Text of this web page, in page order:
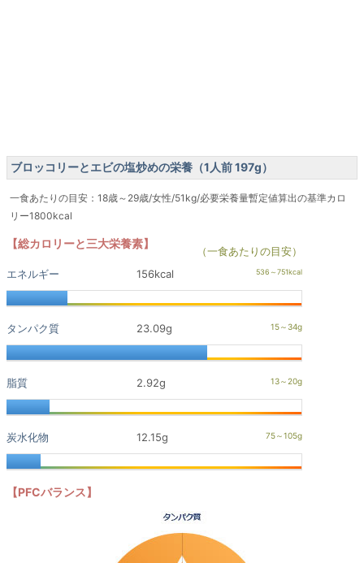
ブロッコリーとエビの塩炒めの栄養（1人前 197g）
一食あたりの目安：18歳～29歳/女性/51kg/必要栄養量暫定値算出の基準カロ
リー1800kcal
【総カロリーと三大栄養素】
（一食あたりの目安）
エネルギー
156kcal
タンパク質 23.09g
脂質 2.92g
炭水化物 12.15g
【PFCバランス】